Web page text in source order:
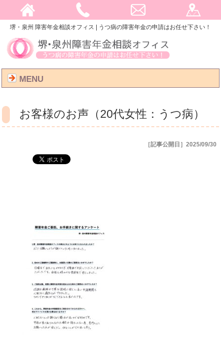
堺・泉州 障害年金相談オフィス | うつ病の障害年金の申請はお任せ下さい！
MENU
お客様のお声（20代女性：うつ病）
［記事公開日］2025/09/30